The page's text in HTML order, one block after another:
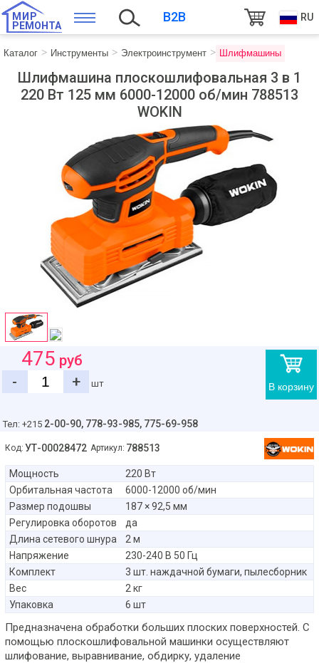
МИР
РЕМОНТА
B2B RU
Каталог Инструменты Электроинструмент Шлифмашины
Шлифмашина плоскошлифовальная 3 в 1
220 Вт 125 мм 6000-12000 об/мин 788513
WOKIN
В корзину
475 руб
-
+ шт
Тел: +215 2-00-90, 778-93-985, 775-69-958
Код: УТ-00028472 Артикул: 788513
Мощность
220 Вт
Орбитальная частота
6000-12000 об/мин
Размер подошвы
187 × 92,5 мм
Регулировка оборотов
да
Длина сетевого шнура
2 м
Напряжение
230-240 В 50 Гц
Комплект
3 шт. наждачной бумаги, пылесборник
Вес
2 кг
Упаковка
6 шт
Предназначена обработки больших плоских поверхностей. С
помощью плоскошлифовальной машинки осуществляют
шлифование, выравнивание, обдирку, удаление